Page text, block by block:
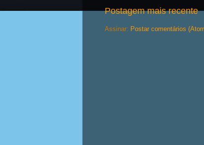
Postagem mais recente
Assinar: Postar comentários